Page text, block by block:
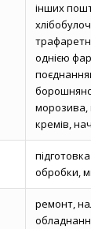
інших
однією
морозива,
кремів,
обробки,
ремонт,